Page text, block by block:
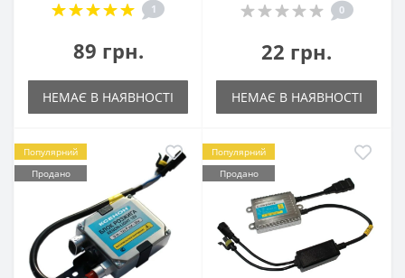
1
89 грн.
НЕМАЄ В НАЯВНОСТІ
0
22 грн.
НЕМАЄ В НАЯВНОСТІ
Популярний
Продано
Популярний
Продано